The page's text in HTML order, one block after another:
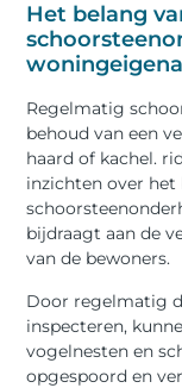
Het belang
Regelmatig
behoud van een
haard of kachel.
inzichten over
bijdraagt aan de
van de bewoners.
Door regelmatig
inspecteren,
vogelnesten en
opgespoord en